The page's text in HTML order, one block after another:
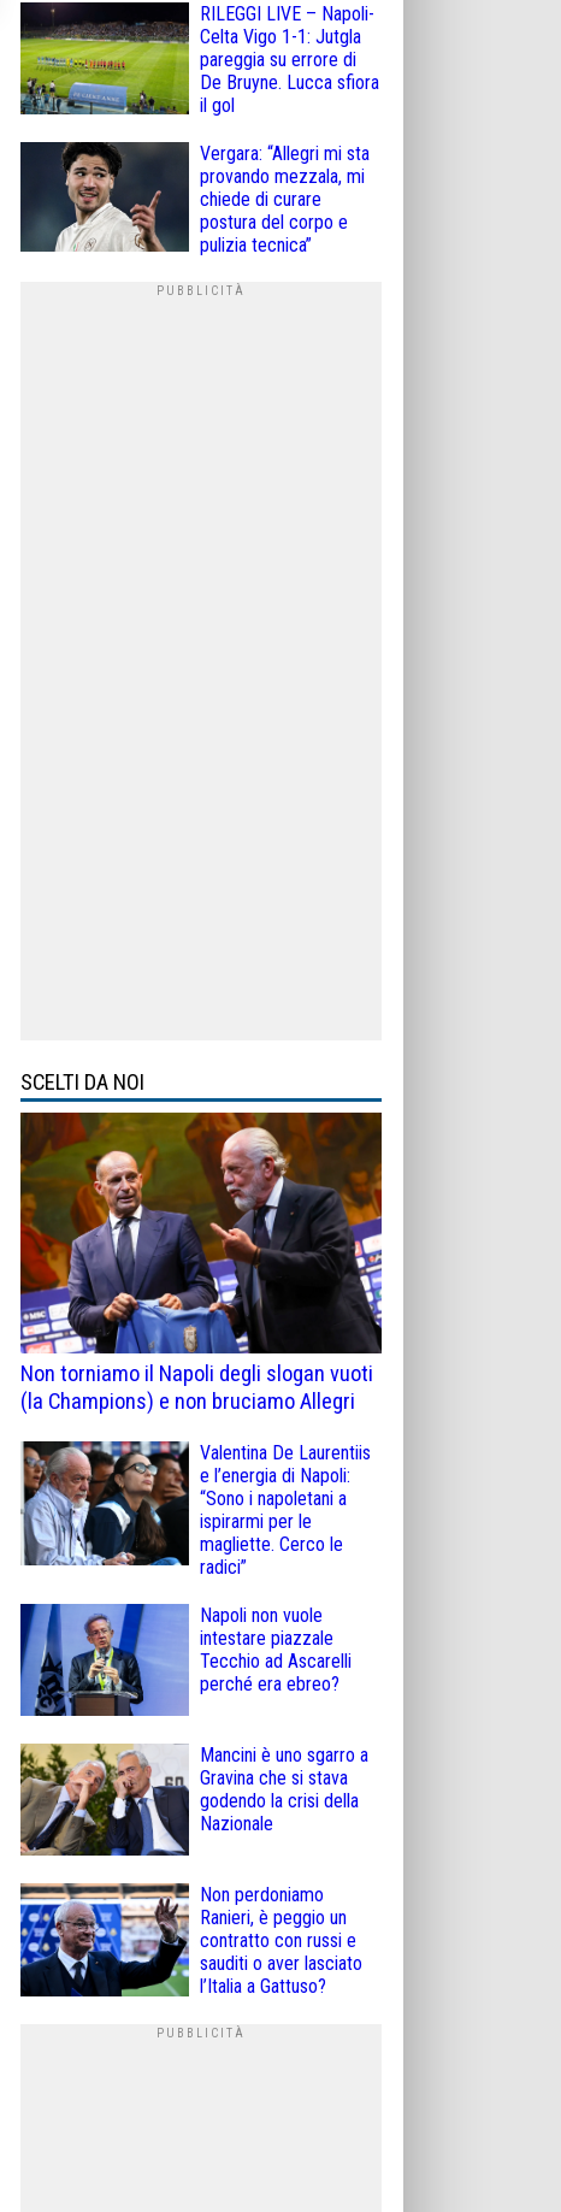
RILEGGI LIVE – Napoli-
Celta Vigo 1-1: Jutgla
pareggia su errore di
De Bruyne. Lucca sfiora
il gol
Vergara: “Allegri mi sta
provando mezzala, mi
chiede di curare
postura del corpo e
pulizia tecnica”
SCELTI DA NOI
Non torniamo il Napoli degli slogan vuoti
(la Champions) e non bruciamo Allegri
Valentina De Laurentiis
e l’energia di Napoli:
“Sono i napoletani a
ispirarmi per le
magliette. Cerco le
radici”
Napoli non vuole
intestare piazzale
Tecchio ad Ascarelli
perché era ebreo?
Mancini è uno sgarro a
Gravina che si stava
godendo la crisi della
Nazionale
Non perdoniamo
Ranieri, è peggio un
contratto con russi e
sauditi o aver lasciato
l’Italia a Gattuso?